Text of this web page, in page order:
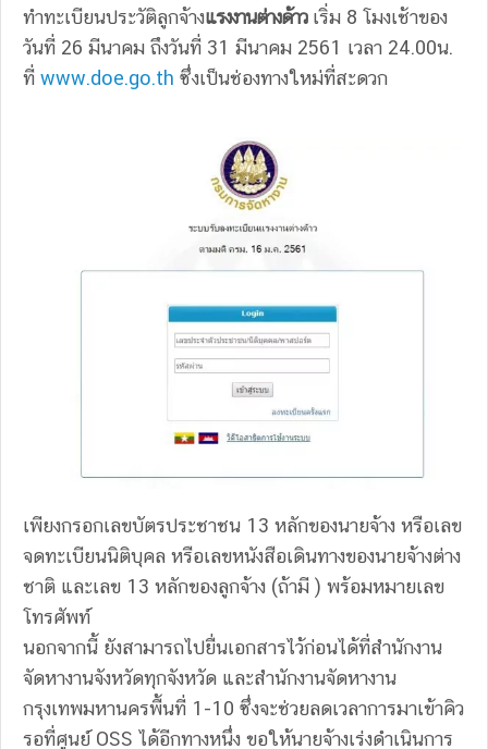
ทำทะเบียนประวัติลูกจ้างแรงงานต่างด้าวเริ่ม 8 โมงเช้าของ
วันที่ 26 มีนาคม ถึงวันที่ 31 มีนาคม 2561 เวลา 24.00น.
ที่ www.doe.go.th ซึ่งเป็นช่องทางใหม่ที่สะดวก
เพียงกรอกเลขบัตรประชาชน 13 หลักของนายจ้าง หรือเลข
จดทะเบียนนิติบุคล หรือเลขหนังสือเดินทางของนายจ้างต่าง
ชาติ และเลข 13 หลักของลูกจ้าง (ถ้ามี ) พร้อมหมายเลข
โทรศัพท์
นอกจากนี้ ยังสามารถไปยื่นเอกสารไว้ก่อนได้ที่สำนักงาน
จัดหางานจังหวัดทุกจังหวัด และสำนักงานจัดหางาน
กรุงเทพมหานครพื้นที่ 1-10 ซึ่งจะช่วยลดเวลาการมาเข้าคิว
รอที่ศูนย์ OSS ได้อีกทางหนึ่ง ขอให้นายจ้างเร่งดำเนินการ